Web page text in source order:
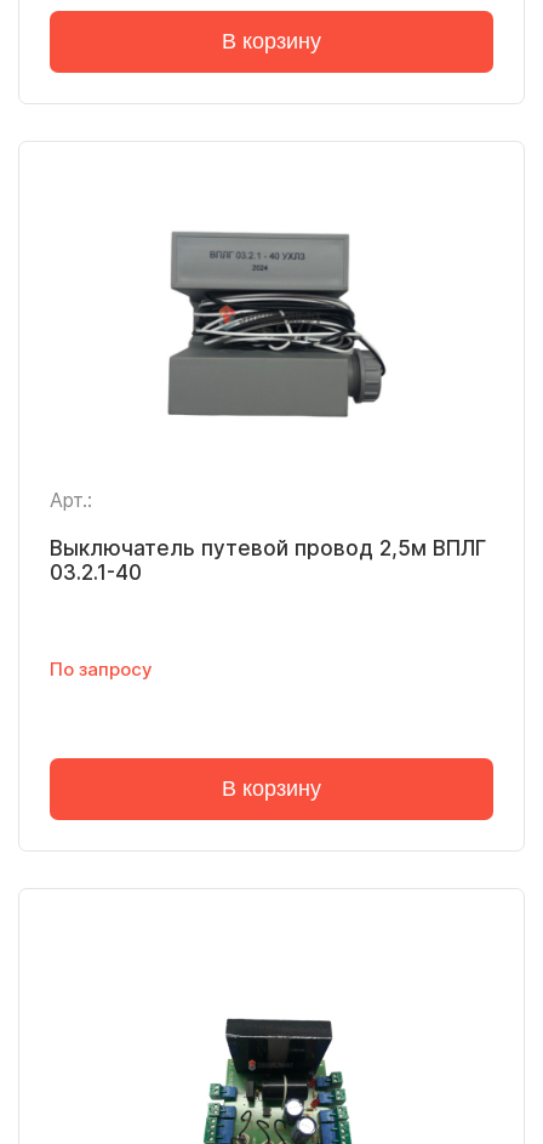
В корзину
Арт.:
Выключатель путевой провод 2,5м ВПЛГ
03.2.1-40
По запросу
В корзину